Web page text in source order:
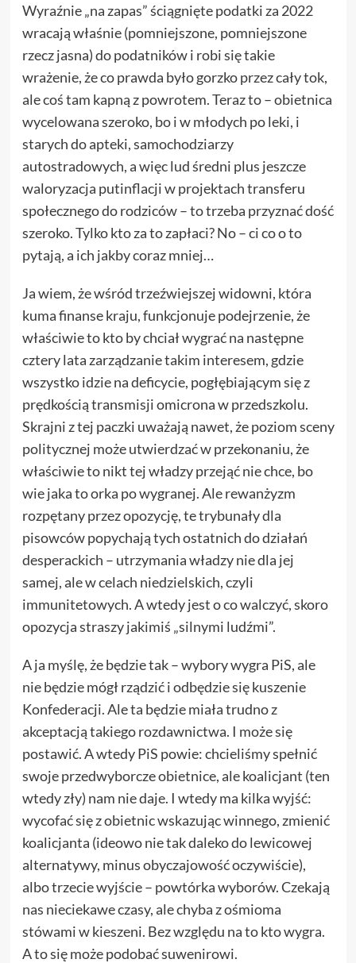
Wyraźnie „na zapas” ściągnięte podatki za 2022
wracają właśnie (pomniejszone, pomniejszone
rzecz jasna) do podatników i robi się takie
wrażenie, że co prawda było gorzko przez cały tok,
ale coś tam kapną z powrotem. Teraz to – obietnica
wycelowana szeroko, bo i w młodych po leki, i
starych do apteki, samochodziarzy
autostradowych, a więc lud średni plus jeszcze
waloryzacja putinflacji w projektach transferu
społecznego do rodziców – to trzeba przyznać dość
szeroko. Tylko kto za to zapłaci? No – ci co o to
pytają, a ich jakby coraz mniej…
Ja wiem, że wśród trzeźwiejszej widowni, która
kuma finanse kraju, funkcjonuje podejrzenie, że
właściwie to kto by chciał wygrać na następne
cztery lata zarządzanie takim interesem, gdzie
wszystko idzie na deficycie, pogłębiającym się z
prędkością transmisji omicrona w przedszkolu.
Skrajni z tej paczki uważają nawet, że poziom sceny
politycznej może utwierdzać w przekonaniu, że
właściwie to nikt tej władzy przejąć nie chce, bo
wie jaka to orka po wygranej. Ale rewanżyzm
rozpętany przez opozycję, te trybunały dla
pisowców popychają tych ostatnich do działań
desperackich – utrzymania władzy nie dla jej
samej, ale w celach niedzielskich, czyli
immunitetowych. A wtedy jest o co walczyć, skoro
opozycja straszy jakimiś „silnymi ludźmi”.
A ja myślę, że będzie tak – wybory wygra PiS, ale
nie będzie mógł rządzić i odbędzie się kuszenie
Konfederacji. Ale ta będzie miała trudno z
akceptacją takiego rozdawnictwa. I może się
postawić. A wtedy PiS powie: chcieliśmy spełnić
swoje przedwyborcze obietnice, ale koalicjant (ten
wtedy zły) nam nie daje. I wtedy ma kilka wyjść:
wycofać się z obietnic wskazując winnego, zmienić
koalicjanta (ideowo nie tak daleko do lewicowej
alternatywy, minus obyczajowość oczywiście),
albo trzecie wyjście – powtórka wyborów. Czekają
nas nieciekawe czasy, ale chyba z ośmioma
stówami w kieszeni. Bez względu na to kto wygra.
A to się może podobać suwenirowi.